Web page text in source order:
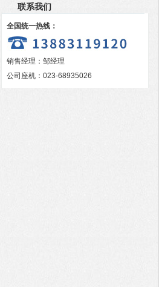
联系我们
全国统一热线：
销售经理：邹经理
公司座机：023-68935026